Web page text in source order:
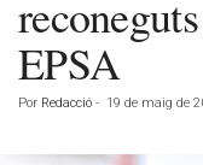
EPSA
Por Redacció - 19 de maig de